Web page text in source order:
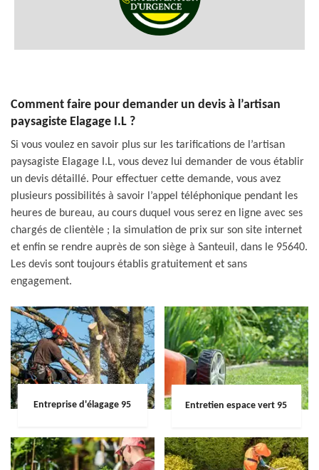
Comment faire pour demander un devis à l’artisan
paysagiste Elagage I.L ?
Si vous voulez en savoir plus sur les tarifications de l’artisan
paysagiste Elagage I.L, vous devez lui demander de vous établir
un devis détaillé. Pour effectuer cette demande, vous avez
plusieurs possibilités à savoir l’appel téléphonique pendant les
heures de bureau, au cours duquel vous serez en ligne avec ses
chargés de clientèle ; la simulation de prix sur son site internet
et enfin se rendre auprès de son siège à Santeuil, dans le 95640.
Les devis sont toujours établis gratuitement et sans
engagement.
Entreprise d'élagage 95 Entretien espace vert 95